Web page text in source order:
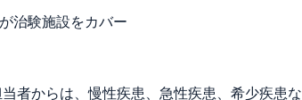
治験施設をカバー
者からは、慢性疾患、急性疾患、希少疾患な